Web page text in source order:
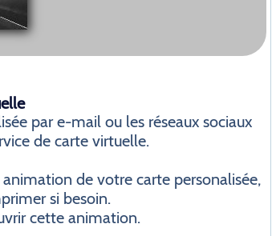
par e-mail ou les réseaux sociaux
de carte virtuelle.
de votre carte personalisée,
si besoin.
cette animation.